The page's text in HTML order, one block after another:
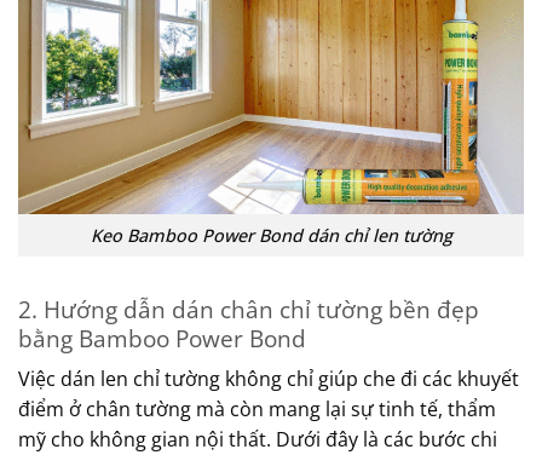
Keo Bamboo Power Bond dán chỉ len tường
2. Hướng dẫn dán chân chỉ tường bền đẹp
bằng Bamboo Power Bond
Việc dán len chỉ tường không chỉ giúp che đi các khuyết
điểm ở chân tường mà còn mang lại sự tinh tế, thẩm
mỹ cho không gian nội thất. Dưới đây là các bước chi